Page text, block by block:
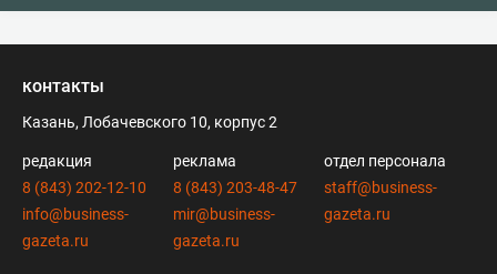
контакты
Казань, Лобачевского 10, корпус 2
редакция
8 (843) 202-12-10
info@business-
gazeta.ru
реклама
8 (843) 203-48-47
mir@business-
gazeta.ru
отдел персонала
staff@business-
gazeta.ru